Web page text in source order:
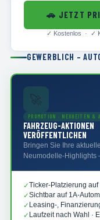
🚗 JETZT
✓ Kostenlos · ✓
GEWERBLICH –
🚀
PROMOTION · NEUHEITEN &
FAHRZEUG-AKTIONEN
VERÖFFENTLICHEN
Bringen Sie Ihre
Neumodelle-Highlights
✓Ticker-Platzierung
✓Sichtbar auf 1A-
✓ Leasing-,
✓ Laufzeit nach Wahl ·